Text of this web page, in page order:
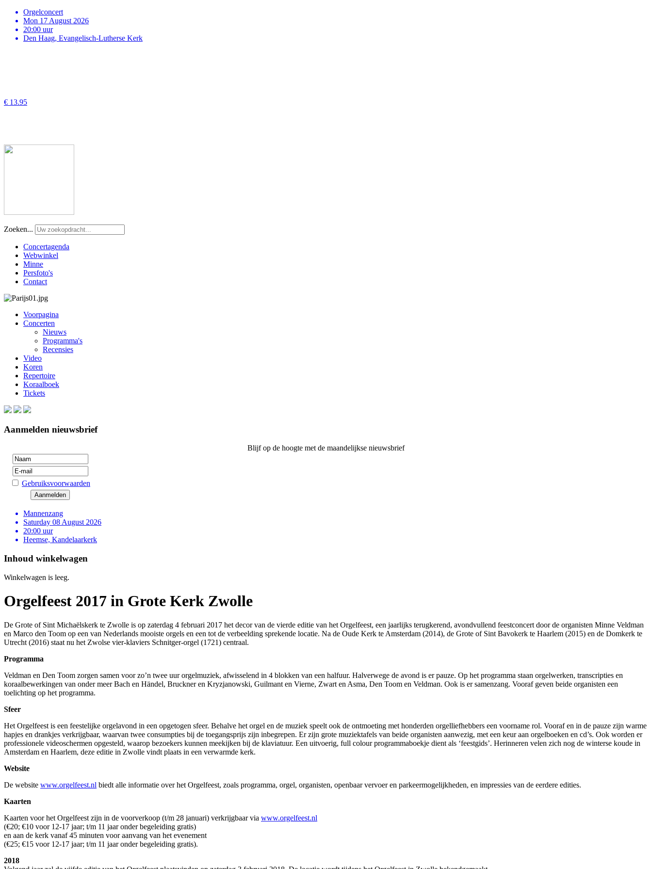
Orgelconcert
Mon 17 August 2026
20:00 uur
Den Haag, Evangelisch-Lutherse Kerk
€ 13.95
Zoeken...
Concertagenda
Webwinkel
Minne
Persfoto's
Contact
Voorpagina
Concerten
Nieuws
Programma's
Recensies
Video
Koren
Repertoire
Koraalboek
Tickets
Aanmelden nieuwsbrief
Blijf op de hoogte met de maandelijkse nieuwsbrief
Gebruiksvoorwaarden
Mannenzang
Saturday 08 August 2026
20:00 uur
Heemse, Kandelaarkerk
Inhoud winkelwagen
Winkelwagen is leeg.
Orgelfeest 2017 in Grote Kerk Zwolle
De Grote of Sint Michaëlskerk te Zwolle is op zaterdag 4 februari 2017 het decor van de vierde editie van het Orgelfeest, een jaarlijks terugkerend, avondvullend feestconcert door de organisten Minne Veldman
en Marco den Toom op een van Nederlands mooiste orgels en een tot de verbeelding sprekende locatie. Na de Oude Kerk te Amsterdam (2014), de Grote of Sint Bavokerk te Haarlem (2015) en de Domkerk te
Utrecht (2016) staat nu het Zwolse vier-klaviers Schnitger-orgel (1721) centraal.
Programma
Veldman en Den Toom zorgen samen voor zo’n twee uur orgelmuziek, afwisselend in 4 blokken van een halfuur. Halverwege de avond is er pauze. Op het programma staan orgelwerken, transcripties en
koraalbewerkingen van onder meer Bach en Händel, Bruckner en Kryzjanowski, Guilmant en Vierne, Zwart en Asma, Den Toom en Veldman. Ook is er samenzang. Vooraf geven beide organisten een
toelichting op het programma.
Sfeer
Het Orgelfeest is een feestelijke orgelavond in een opgetogen sfeer. Behalve het orgel en de muziek speelt ook de ontmoeting met honderden orgelliefhebbers een voorname rol. Vooraf en in de pauze zijn warme
hapjes en drankjes verkrijgbaar, waarvan twee consumpties bij de toegangsprijs zijn inbegrepen. Er zijn grote muziektafels van beide organisten aanwezig, met een keur aan orgelboeken en cd’s. Ook worden er
professionele videoschermen opgesteld, waarop bezoekers kunnen meekijken bij de klaviatuur. Een uitvoerig, full colour programmaboekje dient als ‘feestgids’. Herinneren velen zich nog de winterse koude in
Amsterdam en Haarlem, deze editie in Zwolle vindt plaats in een verwarmde kerk.
Website
De website www.orgelfeest.nl biedt alle informatie over het Orgelfeest, zoals programma, orgel, organisten, openbaar vervoer en parkeermogelijkheden, en impressies van de eerdere edities.
Kaarten
Kaarten voor het Orgelfeest zijn in de voorverkoop (t/m 28 januari) verkrijgbaar via www.orgelfeest.nl
(€20; €10 voor 12-17 jaar; t/m 11 jaar onder begeleiding gratis)
en aan de kerk vanaf 45 minuten voor aanvang van het evenement
(€25; €15 voor 12-17 jaar; t/m 11 jaar onder begeleiding gratis).
2018